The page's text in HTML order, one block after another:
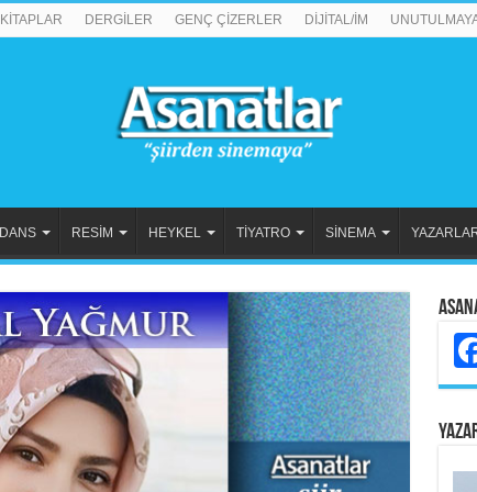
KİTAPLAR DERGİLER GENÇ ÇİZERLER DİJİTAL/İM
DANS RESİM HEYKEL TİYATRO SİNEMA